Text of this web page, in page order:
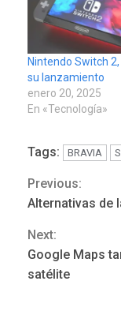
Nintendo Switch
su lanzamiento
enero 20, 2025
En «Tecnología»
Tags: BRAVIA
Continue
Reading
Previous:
Alternativas de
Next:
Google Maps
satélite